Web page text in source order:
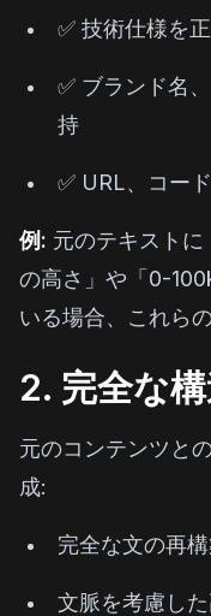
✅ 技術仕様を
✅ ブランド名
持
✅ URL、コー
例: 元のテキスト
の高さ」や「0-
いる場合、これら
2. 完全な
元のコンテンツと
成:
完全な文の再
文脈を考慮し